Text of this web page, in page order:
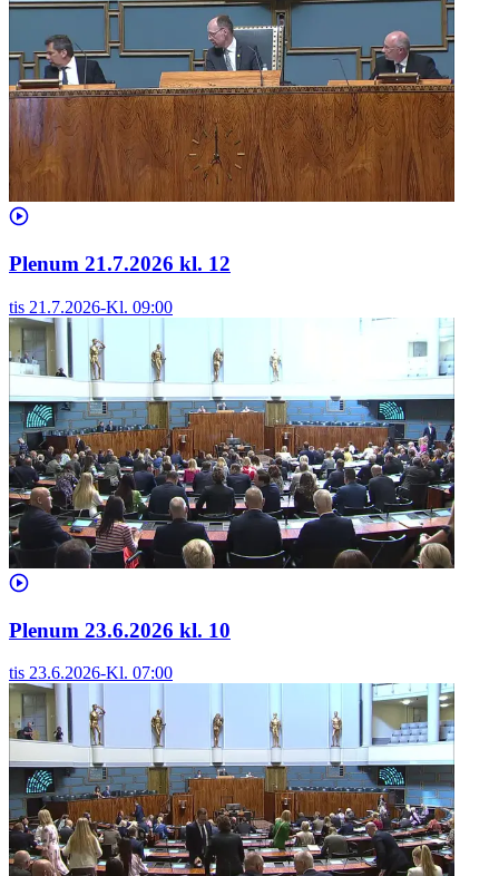
Plenum 21.7.2026 kl. 12
tis 21.7.2026-Kl. 09:00
Plenum 23.6.2026 kl. 10
tis 23.6.2026-Kl. 07:00